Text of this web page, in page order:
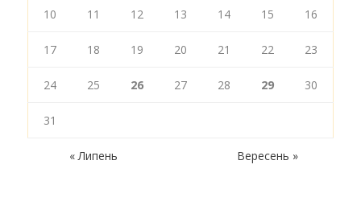
10 11 12 13 14 15 16
17 18 19 20 21 22 23
24 25 26 27 28 29 30
31
« Липень Вересень »